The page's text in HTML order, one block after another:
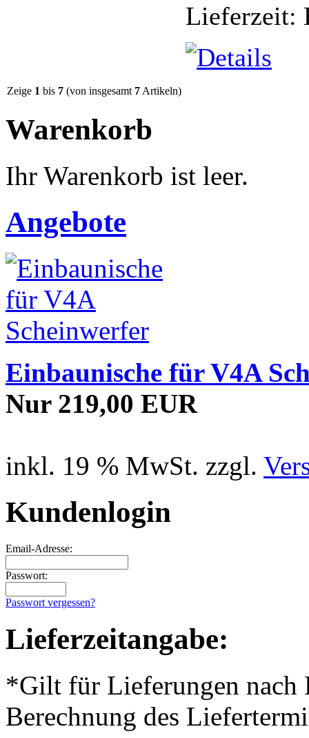
Lieferzeit:
Zeige 1 bis 7 (von insgesamt 7 Artikeln)
Warenkorb
Ihr Warenkorb ist leer.
Angebote
Einbaunische für V4A
Nur 219,00 EUR
inkl. 19 % MwSt. zzgl.
Kundenlogin
Email-Adresse:
Passwort:
Passwort vergessen?
Lieferzeitangabe:
*Gilt für Lieferungen nach
Berechnung des